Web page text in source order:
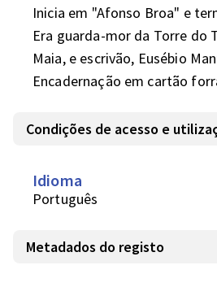
Inicia em "Afonso Broa" e
Era guarda-mor da Torre do
Maia, e escrivão, Eusébio
Encadernação em cartão
Condições de acesso e
Idioma
Português
Metadados do registo